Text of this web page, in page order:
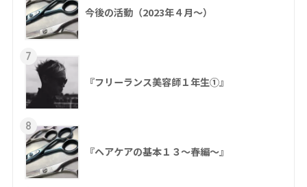
今後の活動（2023年４月〜）
7
『フリーランス美容師１年生①』
8
『ヘアケアの基本１３～春編～』